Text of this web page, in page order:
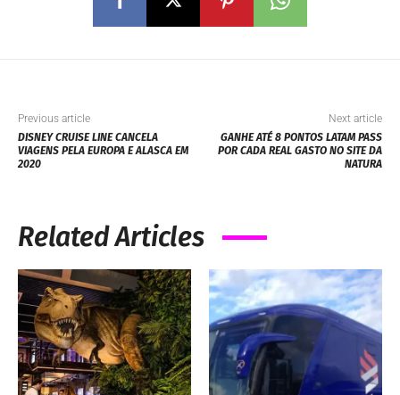
Previous article
DISNEY CRUISE LINE CANCELA
VIAGENS PELA EUROPA E ALASCA EM
2020
Next article
GANHE ATÉ 8 PONTOS LATAM PASS
POR CADA REAL GASTO NO SITE DA
NATURA
Related Articles